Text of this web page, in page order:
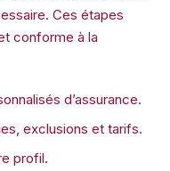
Ces étapes
conforme à la
d’assurance.
exclusions et tarifs.
profil.